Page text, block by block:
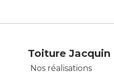
Toiture Jacquin
Nos réalisations